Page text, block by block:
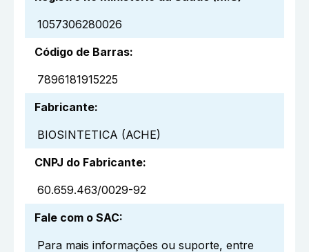
1057306280026
Código de Barras:
7896181915225
Fabricante:
BIOSINTETICA (ACHE)
CNPJ do Fabricante:
60.659.463/0029-92
Fale com o SAC:
Para mais informações ou suporte, entre